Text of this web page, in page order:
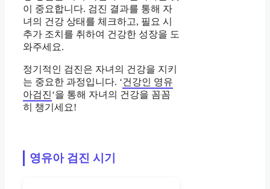
이 중요합니다. 검진 결과를 통해 자
녀의 건강 상태를 체크하고, 필요 시
추가 조치를 취하여 건강한 성장을 도
와주세요.
정기적인 검진은 자녀의 건강을 지키
는 중요한 과정입니다. ‘건강인 영유
아검진‘을 통해 자녀의 건강을 꼼꼼
히 챙기세요!
영유아 검진 시기